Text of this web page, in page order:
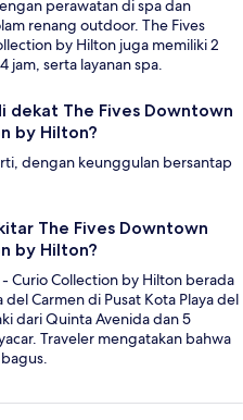
perawatan di spa dan
renang outdoor. The Fives
by Hilton juga memiliki 2
jam, serta layanan spa.
dekat The Fives Downtown
by Hilton?
dengan keunggulan bersantap
The Fives Downtown
by Hilton?
Curio Collection by Hilton berada
Carmen di Pusat Kota Playa del
dari Quinta Avenida dan 5
Traveler mengatakan bahwa